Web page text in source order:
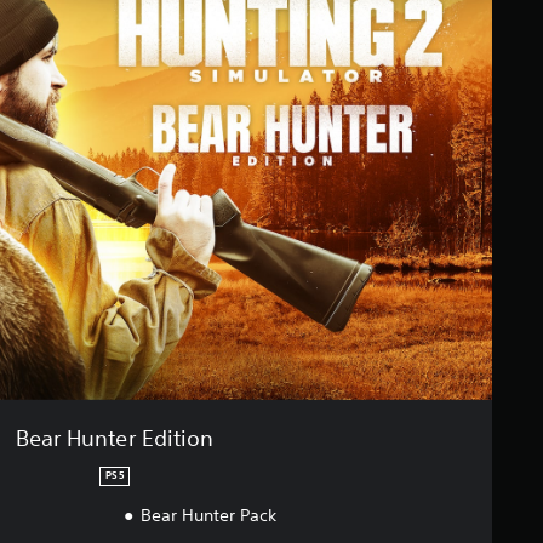
Bear Hunter Edition
PS5
Bear Hunter Pack